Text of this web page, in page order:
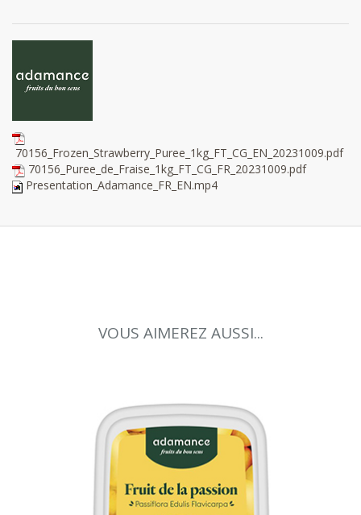
70156_Frozen_Strawberry_Puree_1kg_FT_CG_EN_20231009.pdf
70156_Puree_de_Fraise_1kg_FT_CG_FR_20231009.pdf
Presentation_Adamance_FR_EN.mp4
VOUS AIMEREZ AUSSI...